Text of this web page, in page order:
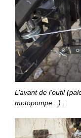
L’avant de l’outil
motopompe...) :